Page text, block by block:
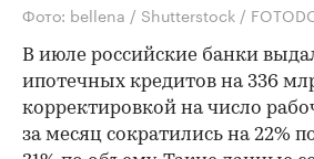
Фото: bellena / Shutterstock /
В июле российские банки
ипотечных кредитов на 336
корректировкой на число
за месяц сократились на 22%